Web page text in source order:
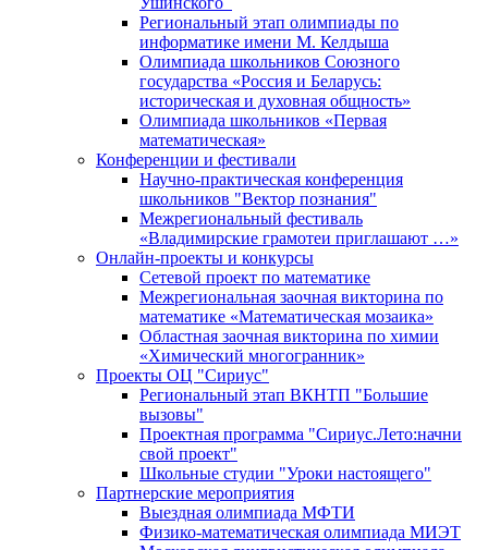
Региональный этап олимпиады по
информатике имени М. Келдыша
Олимпиада школьников Союзного
государства «Россия и Беларусь:
историческая и духовная общность»
Олимпиада школьников «Первая
математическая»
Конференции и фестивали
Научно-практическая конференция
школьников "Вектор познания"
Межрегиональный фестиваль
«Владимирские грамотеи приглашают …»
Онлайн-проекты и конкурсы
Сетевой проект по математике
Межрегиональная заочная викторина по
математике «Математическая мозаика»
Областная заочная викторина по химии
«Химический многогранник»
Проекты ОЦ "Сириус"
Региональный этап ВКНТП "Большие
вызовы"
Проектная программа "Сириус.Лето:начни
свой проект"
Школьные студии "Уроки настоящего"
Партнерские мероприятия
Выездная олимпиада МФТИ
Физико-математическая олимпиада МИЭТ